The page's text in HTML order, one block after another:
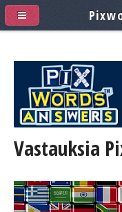
Vastauksia